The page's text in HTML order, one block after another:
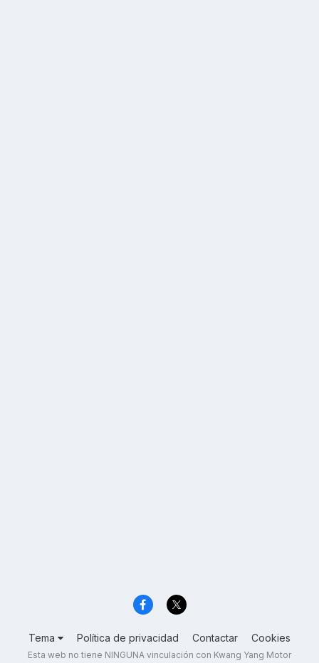
Tema Política de privacidad Contactar Cookies
Esta web no tiene NINGUNA vinculación con Kwang Yang Motor